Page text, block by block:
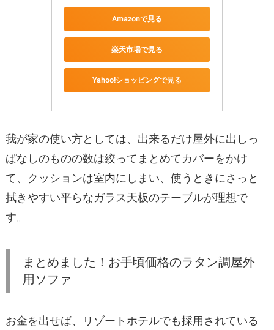
Amazonで見る
楽天市場で見る
Yahoo!ショッピングで見る
我が家の使い方としては、出来るだけ屋外に出しっ
ぱなしのものの数は絞ってまとめてカバーをかけ
て、クッションは室内にしまい、使うときにさっと
拭きやすい平らなガラス天板のテーブルが理想で
す。
まとめました！お手頃価格のラタン調屋外
用ソファ
お金を出せば、リゾートホテルでも採用されている